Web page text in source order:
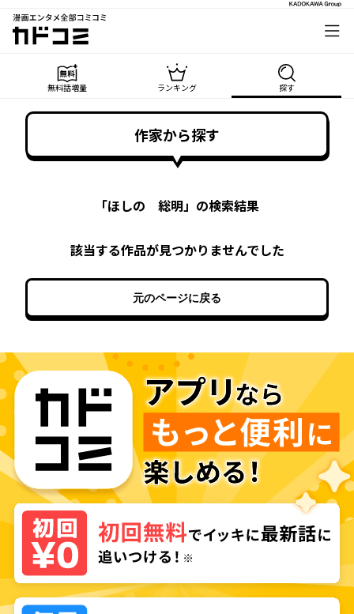
漫画エンタメ全部コミコミ
カドコミ
無料話増量 ランキング 探す
作家から探す
「ほしの 総明」の検索結果
該当する作品が見つかりませんでした
元のページに戻る